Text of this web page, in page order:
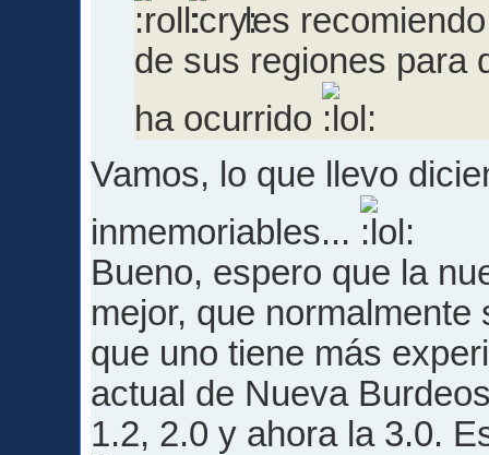
les
de sus regiones para
ha ocurrido
Vamos, lo que llevo
inmemoriables...
Bueno, espero que la
mejor, que
que uno tiene más
actual de Nueva
1.2, 2.0 y ahora la 3.0.